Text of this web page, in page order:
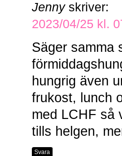
Jenny skriver:
2023/04/25 kl.
Säger samma
hungrig även
frukost, lunch
med LCHF så
tills helgen,
Svara